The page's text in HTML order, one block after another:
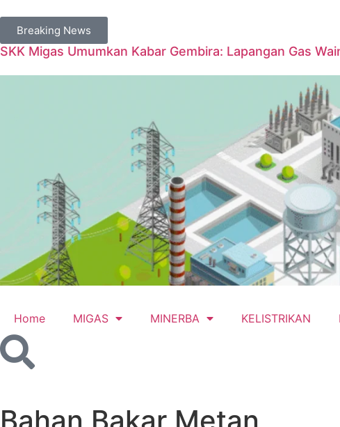
Breaking News
SKK Migas Umumkan Kabar Gembira: Lapangan Gas
Home MIGAS MINERBA KELISTRIKAN